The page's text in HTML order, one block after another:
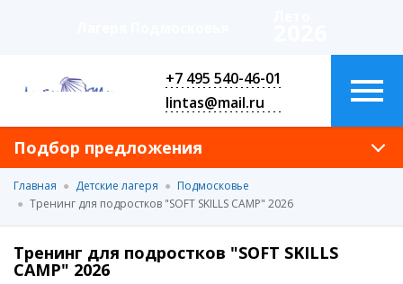
+7 495 540-46-01
lintas@mail.ru
Подбор предложения
Главная Детские лагеря
Подмосковье
Тренинг для подростков "SOFT SKILLS CAMP" 2026
Тренинг для подростков "SOFT SKILLS
CAMP" 2026